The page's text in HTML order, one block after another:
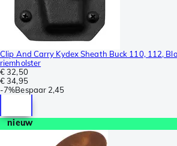
Clip And Carry Kydex Sheath Buck 110, 112,
riemholster
€ 32,50
€ 34,95
-7%Bespaar 2,45
nieuw